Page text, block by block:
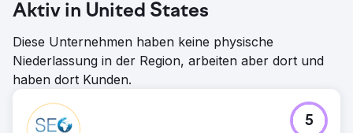
Aktiv in United States
Diese Unternehmen haben keine physische
Niederlassung in der Region, arbeiten aber dort und
haben dort Kunden.
5